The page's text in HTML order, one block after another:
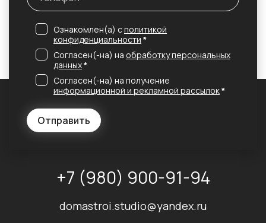
Отправить
Ознакомлен(а) сполитикой
конфиденциальности *
Согласен(-на) на обработку персональных
данных*
Согласен(-на) на получение
информационной и рекламной рассылок*
+7 (980) 900-91-94
domastroi.studio@yandex.ru